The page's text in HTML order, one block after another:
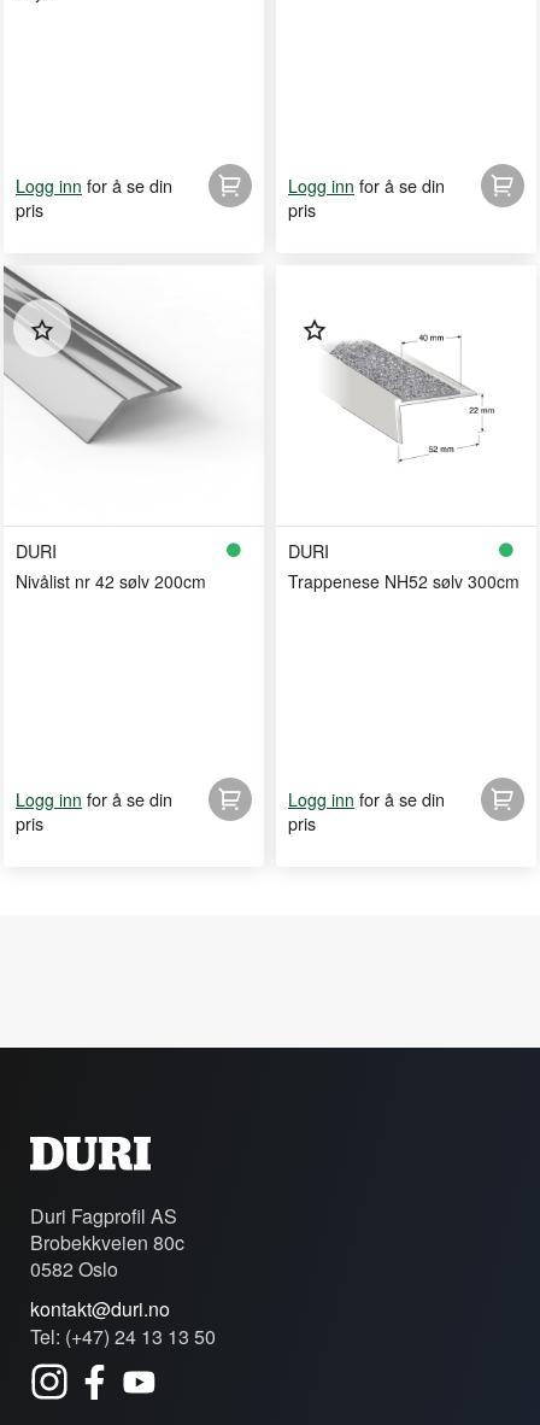
Logg inn for å se din
pris
Logg inn for å se din
pris
DURI
Nivålist nr 42 sølv 200cm
Logg inn for å se din
pris
DURI
Trappenese NH52 sølv 300cm
Logg inn for å se din
pris
Duri Fagprofil AS
Brobekkveien 80c
0582 Oslo
kontakt@duri.no
Tel: (+47) 24 13 13 50